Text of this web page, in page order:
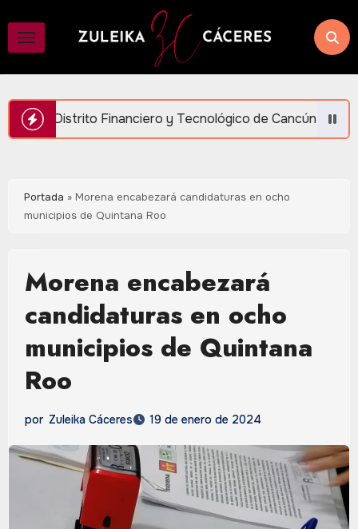
contenido
y Tecnológico de Cancún para generar más empleo y
Portada » Morena encabezará candidaturas en ocho
municipios de Quintana Roo
Morena encabezará
candidaturas en ocho
municipios de Quintana
Roo
por Zuleika Cáceres 19 de enero de 2024